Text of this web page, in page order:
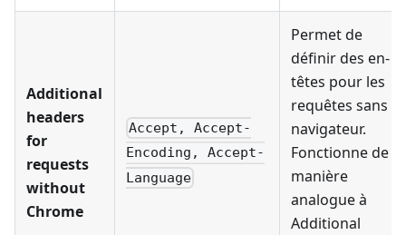
Additional
headers
for
requests
without
Chrome
Accept, Accept-
Encoding, Accept-
Language
Permet de
définir des en-
têtes pour les
requêtes sans
navigateur.
Fonctionne de
manière
analogue à
Additional